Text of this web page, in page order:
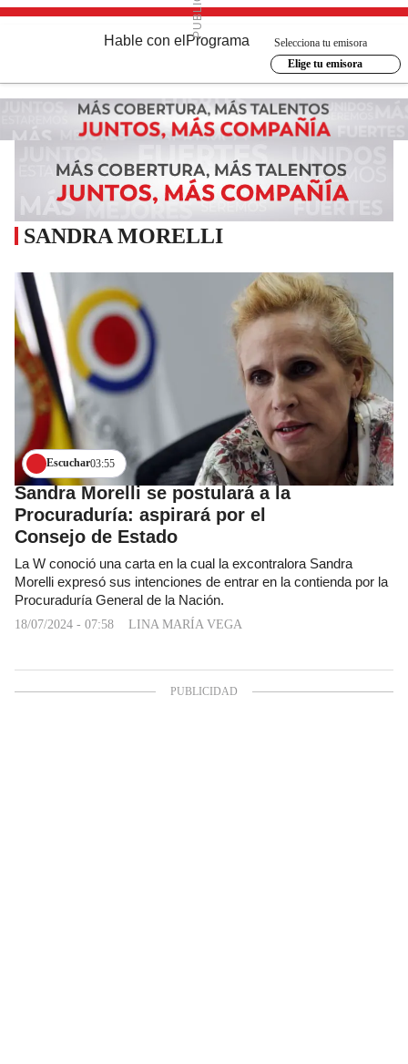
Hable con el Programa
Selecciona tu emisora
Elige tu emisora
SANDRA MORELLI
Escuchar03:55
Sandra Morelli se postulará a la
Procuraduría: aspirará por el
Consejo de Estado
La W conoció una carta en la cual la excontralora Sandra
Morelli expresó sus intenciones de entrar en la contienda por la
Procuraduría General de la Nación.
18/07/2024 - 07:58 LINA MARÍA VEGA